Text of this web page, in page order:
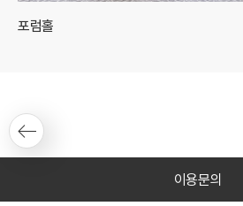
포럼홀
이용문의